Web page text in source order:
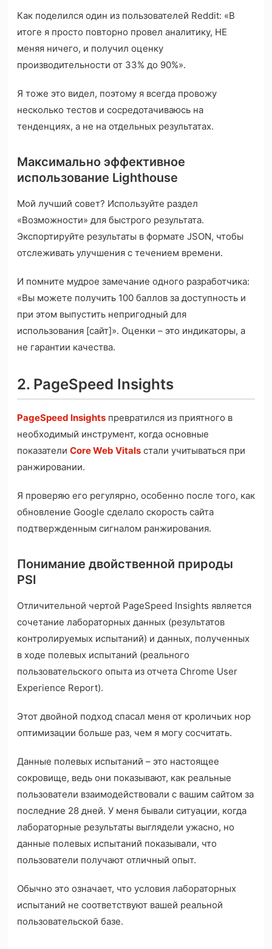
Как поделился один из пользователей Reddit: «В
итоге я просто повторно провел аналитику, НЕ
меняя ничего, и получил оценку
производительности от 33% до 90%».
Я тоже это видел, поэтому я всегда провожу
несколько тестов и сосредотачиваюсь на
тенденциях, а не на отдельных результатах.
Максимально эффективное
использование Lighthouse
Мой лучший совет? Используйте раздел
«Возможности» для быстрого результата.
Экспортируйте результаты в формате JSON, чтобы
отслеживать улучшения с течением времени.
И помните мудрое замечание одного разработчика:
«Вы можете получить 100 баллов за доступность и
при этом выпустить непригодный для
использования [сайт]». Оценки – это индикаторы, а
не гарантии качества.
2. PageSpeed Insights
PageSpeed Insights превратился из приятного в
необходимый инструмент, когда основные
показатели Core Web Vitals стали учитываться при
ранжировании.
Я проверяю его регулярно, особенно после того, как
обновление Google сделало скорость сайта
подтвержденным сигналом ранжирования.
Понимание двойственной природы
PSI
Отличительной чертой PageSpeed Insights является
сочетание лабораторных данных (результатов
контролируемых испытаний) и данных, полученных
в ходе полевых испытаний (реального
пользовательского опыта из отчета Chrome User
Experience Report).
Этот двойной подход спасал меня от кроличьих нор
оптимизации больше раз, чем я могу сосчитать.
Данные полевых испытаний – это настоящее
сокровище, ведь они показывают, как реальные
пользователи взаимодействовали с вашим сайтом за
последние 28 дней. У меня бывали ситуации, когда
лабораторные результаты выглядели ужасно, но
данные полевых испытаний показывали, что
пользователи получают отличный опыт.
Обычно это означает, что условия лабораторных
испытаний не соответствуют вашей реальной
пользовательской базе.